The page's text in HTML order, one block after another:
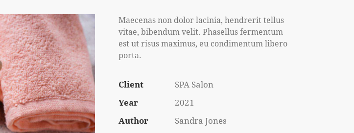
Maecenas non dolor lacinia, hendrerit tellus
vitae, bibendum velit. Phasellus fermentum
est ut risus maximus, eu condimentum libero
porta.
Client
SPA Salon
Year
2021
Author
Sandra Jones